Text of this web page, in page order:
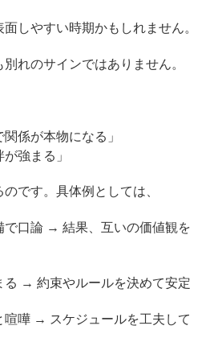
しやすい時期かもしれません。
れのサインではありません。
係が本物になる」
強まる」
です。具体例としては、
で口論 → 結果、互いの価値観を
る → 約束やルールを決めて安定
喧嘩 → スケジュールを工夫して